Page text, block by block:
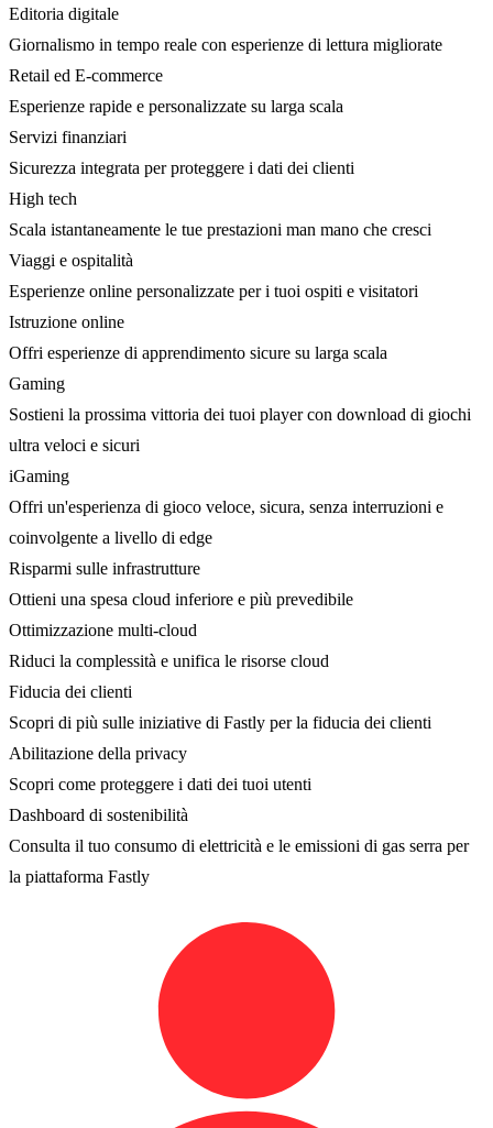
Editoria digitale
Giornalismo in tempo reale con esperienze di lettura migliorate
Retail ed E-commerce
Esperienze rapide e personalizzate su larga scala
Servizi finanziari
Sicurezza integrata per proteggere i dati dei clienti
High tech
Scala istantaneamente le tue prestazioni man mano che cresci
Viaggi e ospitalità
Esperienze online personalizzate per i tuoi ospiti e visitatori
Istruzione online
Offri esperienze di apprendimento sicure su larga scala
Gaming
Sostieni la prossima vittoria dei tuoi player con download di giochi
ultra veloci e sicuri
iGaming
Offri un'esperienza di gioco veloce, sicura, senza interruzioni e
coinvolgente a livello di edge
Risparmi sulle infrastrutture
Ottieni una spesa cloud inferiore e più prevedibile
Ottimizzazione multi-cloud
Riduci la complessità e unifica le risorse cloud
Fiducia dei clienti
Scopri di più sulle iniziative di Fastly per la fiducia dei clienti
Abilitazione della privacy
Scopri come proteggere i dati dei tuoi utenti
Dashboard di sostenibilità
Consulta il tuo consumo di elettricità e le emissioni di gas serra per
la piattaforma Fastly